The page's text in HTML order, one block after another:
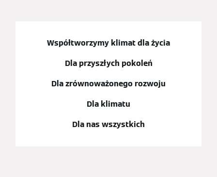
Współtworzymy klimat dla życia
Dla przyszłych pokoleń
Dla zrównoważonego rozwoju
Dla klimatu
Dla nas wszystkich